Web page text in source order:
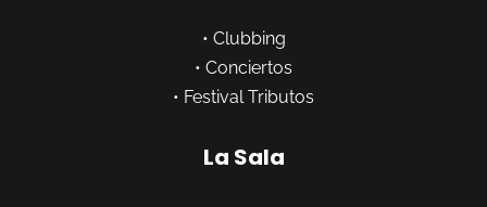
• Clubbing
• Conciertos
• Festival Tributos
La Sala